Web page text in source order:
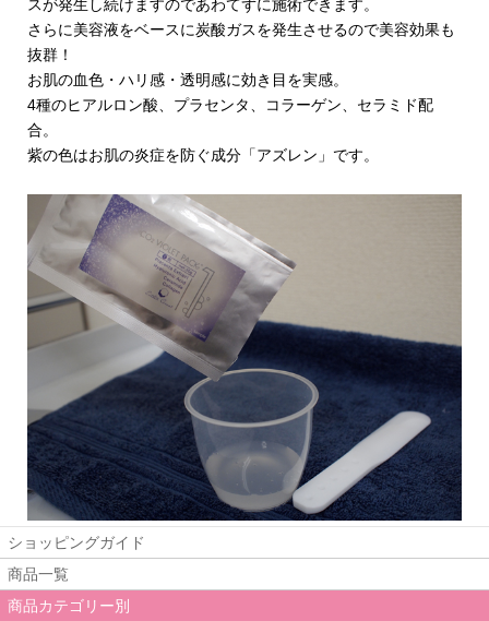
スが発生し続けますのであわてずに施術できます。
さらに美容液をベースに炭酸ガスを発生させるので美容効果も
抜群！
お肌の血色・ハリ感・透明感に効き目を実感。
4種のヒアルロン酸、プラセンタ、コラーゲン、セラミド配
合。
紫の色はお肌の炎症を防ぐ成分「アズレン」です。
ショッピングガイド
商品一覧
商品カテゴリー別